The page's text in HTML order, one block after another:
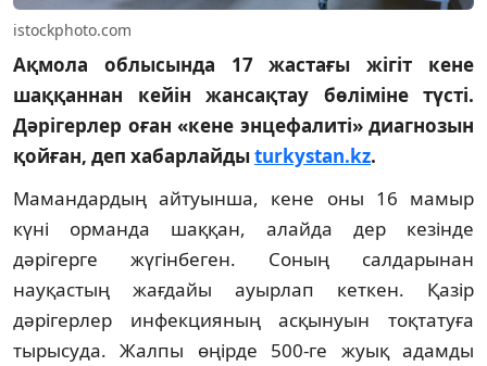
istockphoto.com
Ақмола облысында 17 жастағы жігіт кене
шаққаннан кейін жансақтау бөліміне түсті.
Дәрігерлер оған «кене энцефалиті» диагнозын
қойған, деп хабарлайдыturkystan.kz.
Мамандардың айтуынша, кене оны 16 мамыр
күні орманда шаққан, алайда дер кезінде
дәрігерге жүгінбеген. Соның салдарынан
науқастың жағдайы ауырлап кеткен. Қазір
дәрігерлер инфекцияның асқынуын тоқтатуға
тырысуда. Жалпы өңірде 500-ге жуық адамды